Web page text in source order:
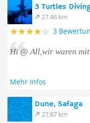
3 Turtles
27.46 km
3
Hi @ All,wir waren
Mehr Infos
Dune, Safaga
27.87 km